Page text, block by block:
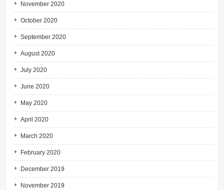
November 2020
October 2020
September 2020
August 2020
July 2020
June 2020
May 2020
April 2020
March 2020
February 2020
December 2019
November 2019